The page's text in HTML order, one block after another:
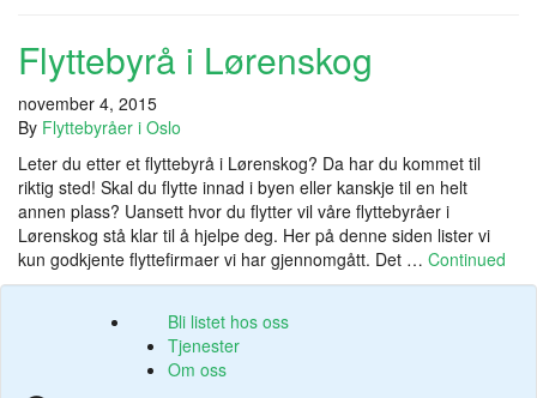
Flyttebyrå i Lørenskog
november 4, 2015
By Flyttebyråer i Oslo
Leter du etter et flyttebyrå i Lørenskog? Da har du kommet til
riktig sted! Skal du flytte innad i byen eller kanskje til en helt
annen plass? Uansett hvor du flytter vil våre flyttebyråer i
Lørenskog stå klar til å hjelpe deg. Her på denne siden lister vi
kun godkjente flyttefirmaer vi har gjennomgått. Det … Continued
Bli listet hos oss
Tjenester
Om oss